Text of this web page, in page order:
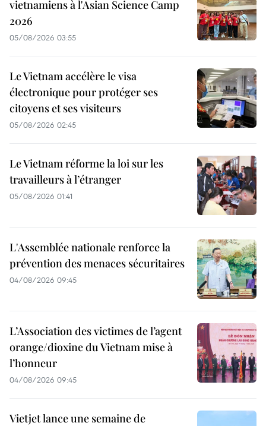
vietnamiens à l'Asian Science Camp
2026
05/08/2026 03:55
Le Vietnam accélère le visa
électronique pour protéger ses
citoyens et ses visiteurs
05/08/2026 02:45
Le Vietnam réforme la loi sur les
travailleurs à l’étranger
05/08/2026 01:41
L'Assemblée nationale renforce la
prévention des menaces sécuritaires
04/08/2026 09:45
L’Association des victimes de l’agent
orange/dioxine du Vietnam mise à
l’honneur
04/08/2026 09:45
Vietjet lance une semaine de